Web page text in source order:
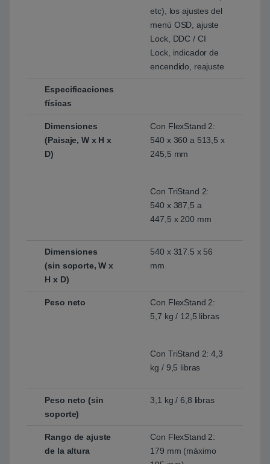
etc), los ajustes del
menú OSD, ajuste
Lock, DDC / CI
Lock, indicador de
encendido, reajuste
Especificaciones
físicas
Dimensiones
(Paisaje, W x H x
D)
Con FlexStand 2:
540 x 360 a 513,5 x
245,5 mm
Con TriStand 2:
540 x 387,5 a
447,5 x 200 mm
Dimensiones
(sin soporte, W x
H x D)
540 x 317.5 x 56
mm
Peso neto
Con FlexStand 2:
5,7 kg / 12,5 libras
Con TriStand 2: 4,3
kg / 9,5 libras
Peso neto (sin
soporte)
3,1 kg / 6,8 libras
Rango de ajuste
de la altura
Con FlexStand 2:
179 mm (máximo